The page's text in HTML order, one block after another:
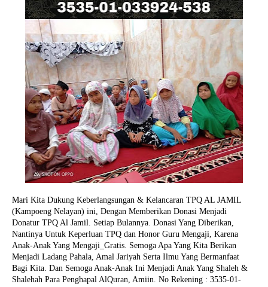
Mari Kita Dukung Keberlangsungan & Kelancaran TPQ AL JAMIL
(Kampoeng Nelayan) ini, Dengan Memberikan Donasi Menjadi
Donatur TPQ Al Jamil. Setiap Bulannya. Donasi Yang Diberikan,
Nantinya Untuk Keperluan TPQ dan Honor Guru Mengaji, Karena
Anak-Anak Yang Mengaji_Gratis. Semoga Apa Yang Kita Berikan
Menjadi Ladang Pahala, Amal Jariyah Serta Ilmu Yang Bermanfaat
Bagi Kita. Dan Semoga Anak-Anak Ini Menjadi Anak Yang Shaleh &
Shalehah Para Penghapal AlQuran, Amiin. No Rekening : 3535-01-